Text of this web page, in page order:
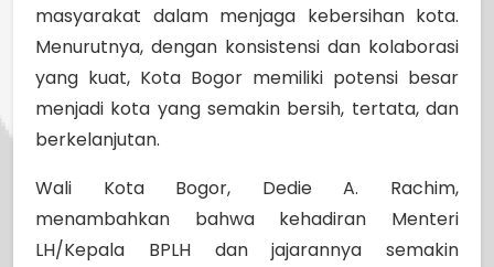
masyarakat dalam menjaga kebersihan kota.
Menurutnya, dengan konsistensi dan kolaborasi
yang kuat, Kota Bogor memiliki potensi besar
menjadi kota yang semakin bersih, tertata, dan
berkelanjutan.
Wali Kota Bogor, Dedie A. Rachim,
menambahkan bahwa kehadiran Menteri
LH/Kepala BPLH dan jajarannya semakin